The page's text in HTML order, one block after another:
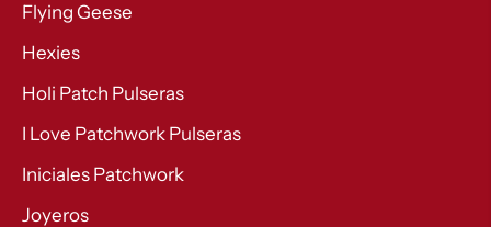
Flying Geese
Hexies
Holi Patch Pulseras
I Love Patchwork Pulseras
Iniciales Patchwork
Joyeros